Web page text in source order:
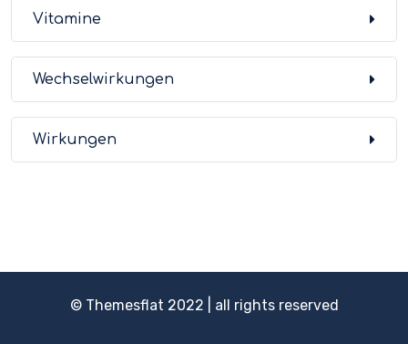
Vitamine
Wechselwirkungen
Wirkungen
© Themesflat 2022 | all rights reserved